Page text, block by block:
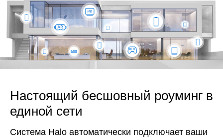
Настоящий бесшовный роуминг в
единой сети
Система Halo автоматически подключает ваши